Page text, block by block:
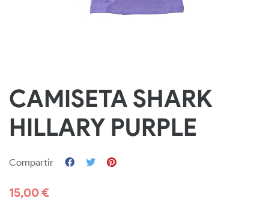
CAMISETA SHARK
HILLARY PURPLE
Compartir
15,00 €